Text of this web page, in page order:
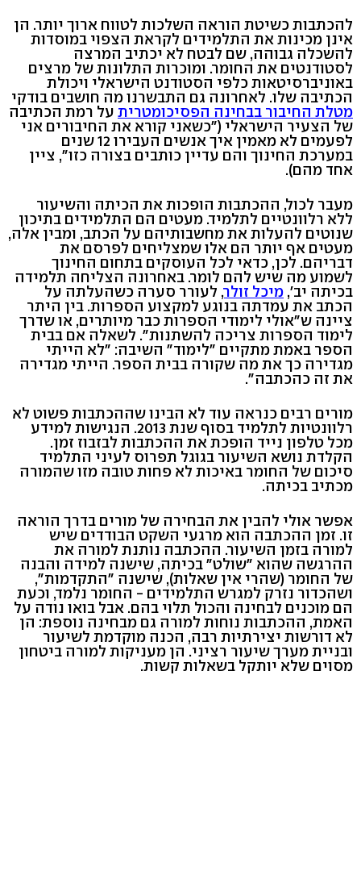
להכתבות כשיטת הוראה השלכות לטווח ארוך יותר. הן
אינן מכינות את התלמידים לקראת הצפוי במוסדות
להשכלה גבוהה, שם לבטח לא יכתיב המרצה
לסטודנטים את החומר. ומוכרות התלונות של מרצים
באוניברסיטאות כלפי הסטודנט הישראלי ויכולת
הכתיבה שלו. לאחרונה גם התבשרנו מה חושבים בודקי
מטלת החיבור בבחינה הפסיכומטרית על רמת הכתיבה
של הצעיר הישראלי ("כשאני קורא את החיבורים אני
לפעמים לא מאמין איך אנשים העבירו 12 שנים
במערכת החינוך והם עדיין כותבים בצורה כזו", ציין
אחד מהם).
מעבר לכול, ההכתבות הופכות את הכיתה והשיעור
ללא רלוונטיים לתלמיד. מעטים הם התלמידים בתיכון
שנוטים להעלות את מחשבותיהם על הכתב, ומבין אלה,
מעטים אף יותר הם אלו שמצליחים לפרסם את
דבריהם. לכן, כדאי לכל העוסקים בתחום החינוך
לשמוע מה שיש להם לומר. באחרונה הצליחה תלמידה
בכיתה יב', מיכל זולר, לעורר סערה כשהעלתה על
הכתב את עמדתה בנוגע למקצוע הספרות. בין היתר
ציינה ש"אולי לימודי הספרות כבר מיותרים, או שדרך
לימוד הספרות צריכה להשתנות". לשאלה אם בבית
הספר באמת מתקיים "לימוד" השיבה: "לא הייתי
מגדירה כך את מה שקורה בבית הספר. הייתי מגדירה
את זה כהכתבה".
מורים רבים כנראה עוד לא הבינו שההכתבות פשוט לא
רלוונטיות לתלמיד בסוף שנת 2013. הנגישות למידע
מכל טלפון נייד הופכת את ההכתבות לבזבוז זמן.
הקלדת נושא השיעור בגוגל תפרוס לעיני התלמיד
סיכום של החומר באיכות לא פחות טובה מזו שהמורה
מכתיב בכיתה.
אפשר אולי להבין את הבחירה של מורים בדרך הוראה
זו. זמן ההכתבה הוא מרגעי השקט הבודדים שיש
למורה בזמן השיעור. ההכתבה נותנת למורה את
ההרגשה שהוא "שולט" בכיתה, שישנה למידה והבנה
של החומר (שהרי אין שאלות), שישנה "התקדמות",
ושהכדור נזרק למגרש התלמידים - החומר נלמד, וכעת
הם מוכנים לבחינה והכול תלוי בהם. אבל בואו נודה על
האמת, ההכתבות נוחות למורה גם מבחינה נוספת: הן
לא דורשות יצירתיות רבה, הכנה מוקדמת לשיעור
ובניית מערך שיעור רציני. הן מעניקות למורה ביטחון
מסוים שלא יותקל בשאלות קשות.